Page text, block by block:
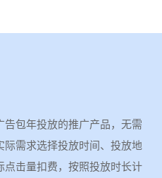
包年投放的推广产品，无需
需求选择投放时间、投放地
击量扣费，按照投放时长计